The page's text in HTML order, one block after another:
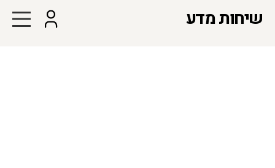
שיחות מדע